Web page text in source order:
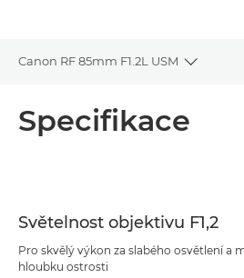
Canon RF 85mm F1.2L USM
Toggle
Specifikace
Světelnost objektivu F1,2
Pro skvělý výkon za slabého osvětlení a
hloubku ostrosti